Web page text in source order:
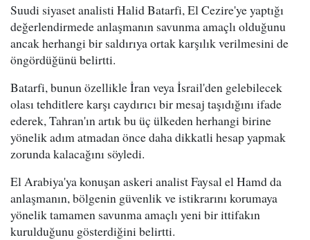
Suudi siyaset analisti Halid Batarfi, El Cezire'ye yaptığı
değerlendirmede anlaşmanın savunma amaçlı olduğunu
ancak herhangi bir saldırıya ortak karşılık verilmesini de
öngördüğünü belirtti.
Batarfi, bunun özellikle İran veya İsrail'den gelebilecek
olası tehditlere karşı caydırıcı bir mesaj taşıdığını ifade
ederek, Tahran'ın artık bu üç ülkeden herhangi birine
yönelik adım atmadan önce daha dikkatli hesap yapmak
zorunda kalacağını söyledi.
El Arabiya'ya konuşan askeri analist Faysal el Hamd da
anlaşmanın, bölgenin güvenlik ve istikrarını korumaya
yönelik tamamen savunma amaçlı yeni bir ittifakın
kurulduğunu gösterdiğini belirtti.